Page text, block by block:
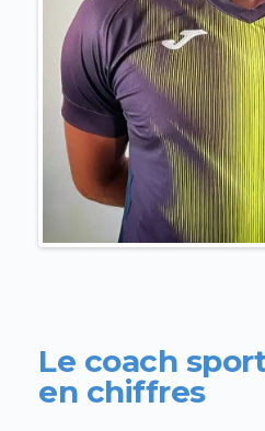
Le coach
en chiffres